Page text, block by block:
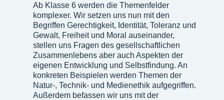
Ab Klasse 6 werden die Themenfelder
komplexer. Wir setzen uns nun mit den
Begriffen Gerechtigkeit, Identität, Toleranz und
Gewalt, Freiheit und Moral auseinander,
stellen uns Fragen des gesellschaftlichen
Zusammenlebens aber auch Aspekten der
eigenen Entwicklung und Selbstfindung. An
konkreten Beispielen werden Themen der
Natur-, Technik- und Medienethik aufgegriffen.
Außerdem befassen wir uns mit der